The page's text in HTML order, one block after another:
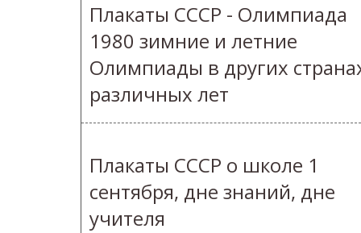
Плакаты СССР - Олимпиада
1980 зимние и летние
Олимпиады в других
различных лет
Плакаты СССР о школе 1
сентября, дне знаний, дне
учителя